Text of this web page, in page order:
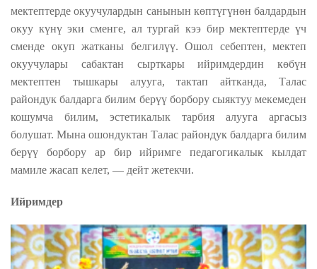
мектептерде окуучулардын санынын көптүгүнөн балдардын
окуу күнү эки сменге, ал тургай кээ бир мектептерде үч
сменде окуп жатканы белгилүү. Ошол себептен, мектеп
окуучулары сабактан сырткары ийримдердин көбүн
мектептен тышкары алууга, тактап айтканда, Талас
райондук балдарга билим берүү борбору сыяктуу мекемеден
кошумча билим, эстетикалык тарбия алууга аргасыз
болушат. Мына ошондуктан Талас райондук балдарга билим
берүү борбору ар бир ийримге педагогикалык кылдат
мамиле жасап келет, — дейт жетекчи.
Ийримдер